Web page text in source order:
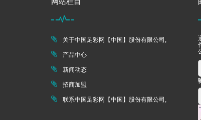
关于中国足彩网【中国】股份有限公司,
产品中心
新闻动态
招商加盟
联系中国足彩网【中国】股份有限公司,